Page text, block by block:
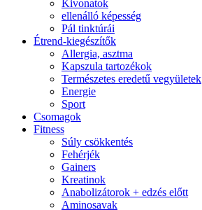
Kivonatok
ellenálló képesség
Pál tinktúrái
Étrend-kiegészítők
Allergia, asztma
Kapszula tartozékok
Természetes eredetű vegyületek
Energie
Sport
Csomagok
Fitness
Súly csökkentés
Fehérjék
Gainers
Kreatinok
Anabolizátorok + edzés előtt
Aminosavak